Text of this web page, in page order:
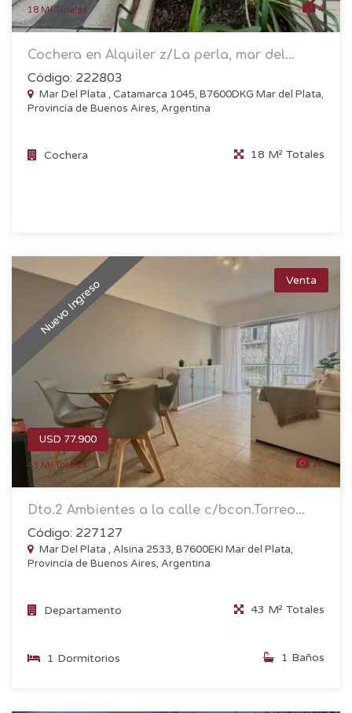
18 M² Totales 4
Cochera en Alquiler z/La perla, mar del...
Código: 222803
Mar Del Plata , Catamarca 1045, B7600DKG Mar del Plata,
Provincia de Buenos Aires, Argentina
Cochera 18 M² Totales
Nuevo Ingreso Venta
USD 77.900
43 M² Totales 18
Dto.2 Ambientes a la calle c/bcon.Torreo...
Código: 227127
Mar Del Plata , Alsina 2533, B7600EKI Mar del Plata,
Provincia de Buenos Aires, Argentina
Departamento 43 M² Totales
1 Dormitorios 1 Baños